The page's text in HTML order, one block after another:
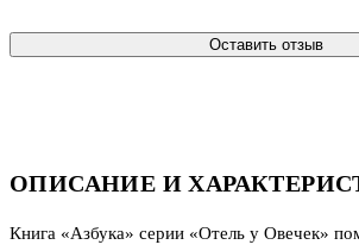
ОПИСАНИЕ И
Книга «Азбука» серии «Отель у Овечек»
Оставить отзыв